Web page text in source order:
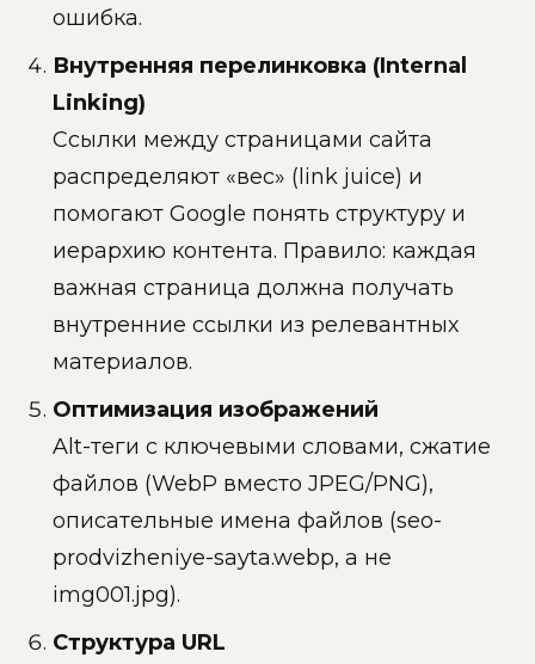
ошибка.
Внутренняя перелинковка (Internal
Linking)
Ссылки между страницами сайта
распределяют «вес» (link juice) и
помогают Google понять структуру и
иерархию контента. Правило: каждая
важная страница должна получать
внутренние ссылки из релевантных
материалов.
Оптимизация изображений
Alt-теги с ключевыми словами, сжатие
файлов (WebP вместо JPEG/PNG),
описательные имена файлов (seo-
prodvizheniye-sayta.webp, а не
img001.jpg).
Структура URL